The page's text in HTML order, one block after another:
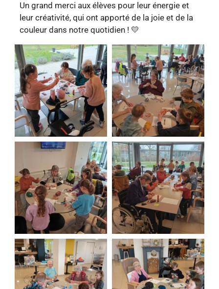
Un grand merci aux élèves pour leur énergie et
leur créativité, qui ont apporté de la joie et de la
couleur dans notre quotidien ! 💛